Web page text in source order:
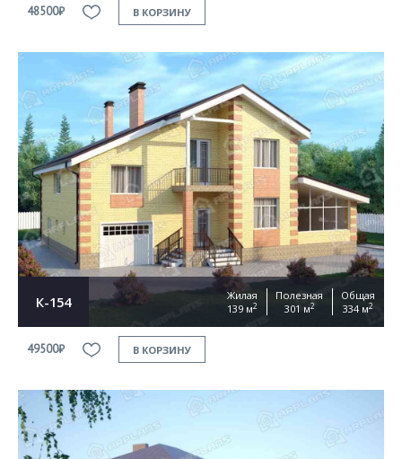
48500₽ В КОРЗИНУ
К-154
Жилая
139 м2
Полезная
301 м2
Общая
334 м2
49500₽ В КОРЗИНУ